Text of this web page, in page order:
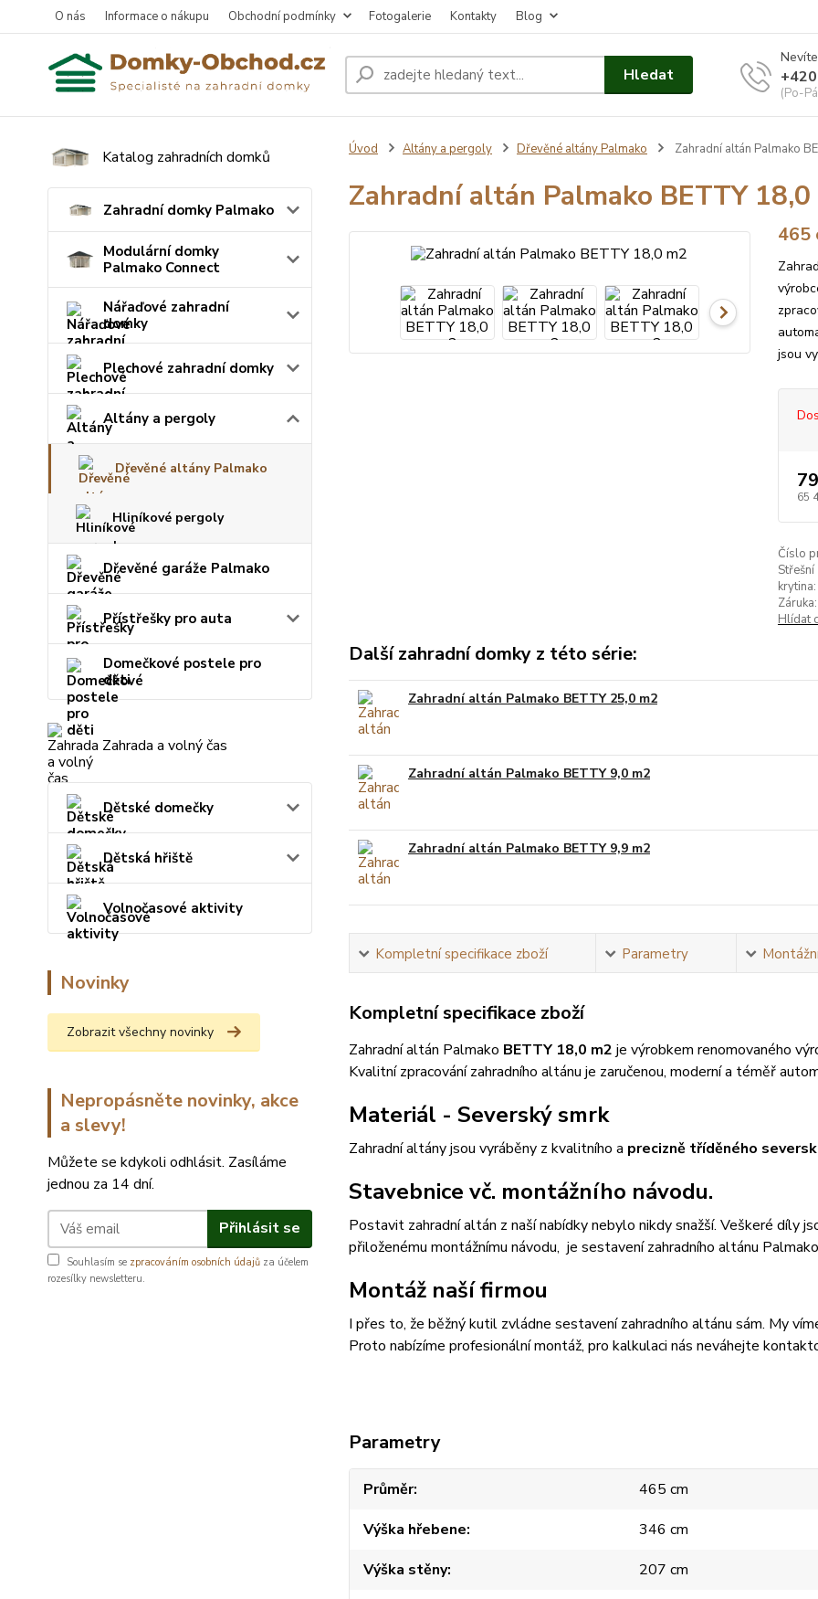
O nás Informace o nákupu Obchodní podmínky Fotogalerie Kontakty Blog
Hledat
(Po-
Katalog zahradních domků
Zahradní domky Palmako
Modulární domky
Palmako Connect
Nářaďové zahradní
domky
Plechové zahradní domky
Altány a pergoly
Dřevěné altány Palmako
Hliníkové pergoly
Dřevěné garáže Palmako
Přístřešky pro auta
Domečkové postele pro
děti
Zahrada a volný čas
Dětské domečky
Dětská hřiště
Volnočasové aktivity
Novinky
Zobrazit všechny novinky
Nepropásněte novinky, akce
a slevy!
Můžete se kdykoli odhlásit. Zasíláme
jednou za 14 dní.
Přihlásit se
Souhlasím se zpracováním osobních údajů za účelem
rozesílky newsletteru.
Úvod Altány a pergoly Dřevěné altány Palmako Zahradní altán Palmako
Zahradní altán Palmako BETTY
465
jsou
65
Číslo
Střešní
krytina:
Záruka:
Hlídat
Další zahradní domky z této série:
Zahradní altán Palmako BETTY 25,0 m2
Zahradní altán Palmako BETTY 9,0 m2
Zahradní altán Palmako BETTY 9,9 m2
Kompletní specifikace zboží Parametry
Kompletní specifikace zboží
Zahradní altán Palmako BETTY 18,0 m2 je výrobkem renomovaného
Kvalitní zpracování zahradního altánu je zaručenou, moderní a téměř
Materiál - Severský smrk
Zahradní altány jsou vyráběny z kvalitního a precizně tříděného
Stavebnice vč. montážního návodu.
Postavit zahradní altán z naší nabídky nebylo nikdy snažší. Veškeré díly
přiloženému montážnímu návodu, je sestavení zahradního altánu
Montáž naší firmou
I přes to, že běžný kutil zvládne sestavení zahradního altánu sám. My
Proto nabízíme profesionální montáž, pro kalkulaci nás neváhejte
Parametry
Průměr
465 cm
Výška hřebene
346 cm
Výška stěny
207 cm